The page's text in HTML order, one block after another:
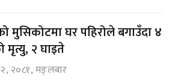
मुसिकोटमा घर पहिरोले बगाउँदा ४
मृत्यु, २ घाइते
२०८१, मङ्लबार